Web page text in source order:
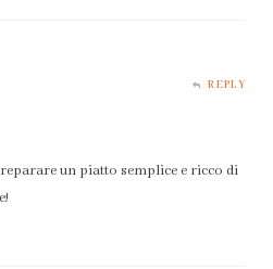
REPLY
un piatto semplice e ricco di